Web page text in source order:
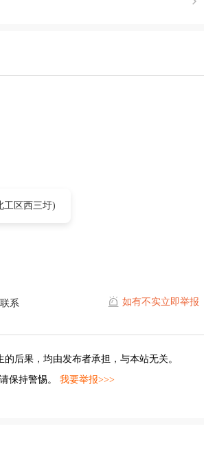
工区西三圩)
系 如有不实立即举报
后果，均由发布者承担，与本站无关。
保持警惕。 我要举报>>>